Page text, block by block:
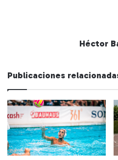
Héctor
Publicaciones